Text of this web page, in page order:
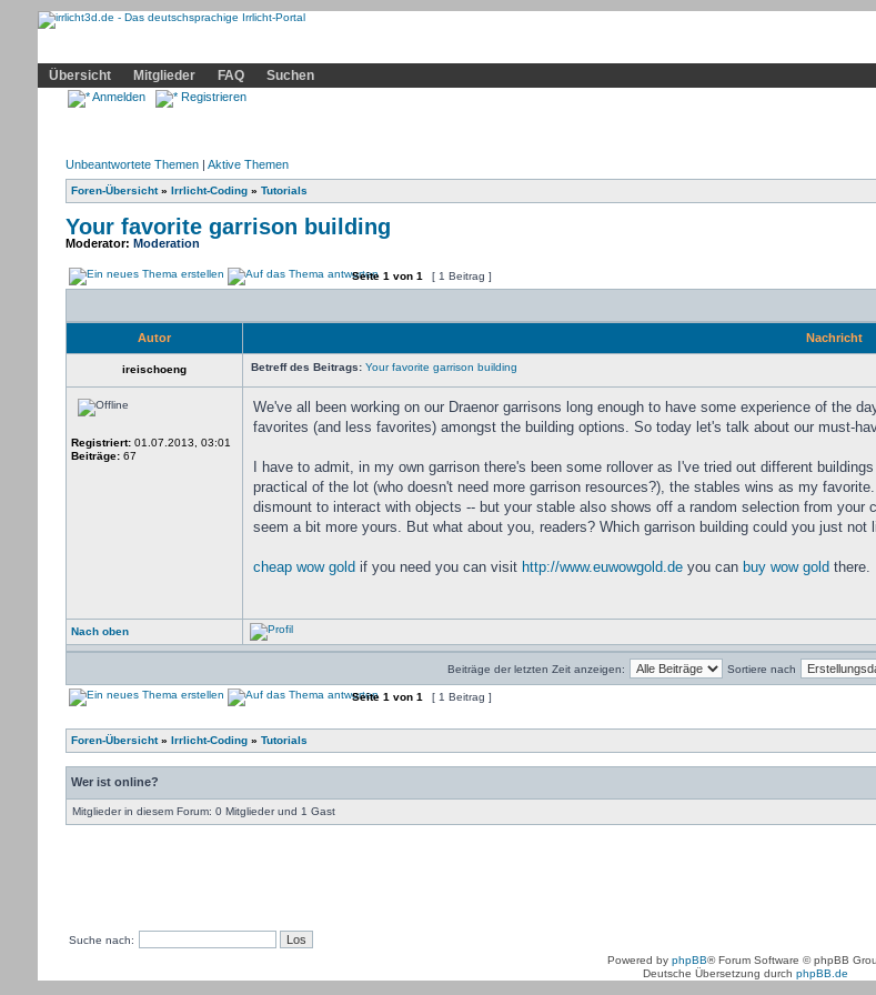
Übersicht
Mitglieder FAQ Suchen
Anmelden Registrieren
Unbeantwortete Themen| Aktive Themen
Foren-Übersicht» Irrlicht-Coding» Tutorials
Your favorite garrison building
Moderator: Moderation
Seite 1 von 1 [ 1 Beitrag ]
Autor Nachricht
ireischoeng Betreff des Beitrags: Your favorite garrison building
Registriert:01.07.2013, 03:01
Beiträge:67
We've all been working on our Draenor garrisons long enough to have some experience of the
favorites (and less favorites) amongst the building options. So today let's talk about our must-
I have to admit, in my own garrison there's been some rollover as I've tried out different
practical of the lot (who doesn't need more garrison resources?), the stables wins as my
dismount to interact with objects -- but your stable also shows off a random selection from
seem a bit more yours. But what about you, readers? Which garrison building could you just not
cheap wow gold if you need you can visit http://www.euwowgold.deyou can buy wow gold there.
Nach oben
Beiträge der letzten Zeit anzeigen: Sortiere nach
Seite 1 von 1 [ 1 Beitrag ]
Foren-Übersicht» Irrlicht-Coding» Tutorials
Wer ist online?
Mitglieder in diesem Forum: 0 Mitglieder und 1 Gast
Suche nach:
Powered by phpBB® Forum Software © phpBB
Deutsche Übersetzung durchphpBB.de